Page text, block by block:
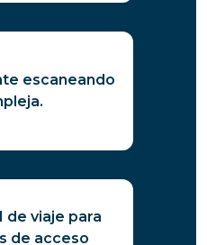
escaneando
de viaje para
de acceso